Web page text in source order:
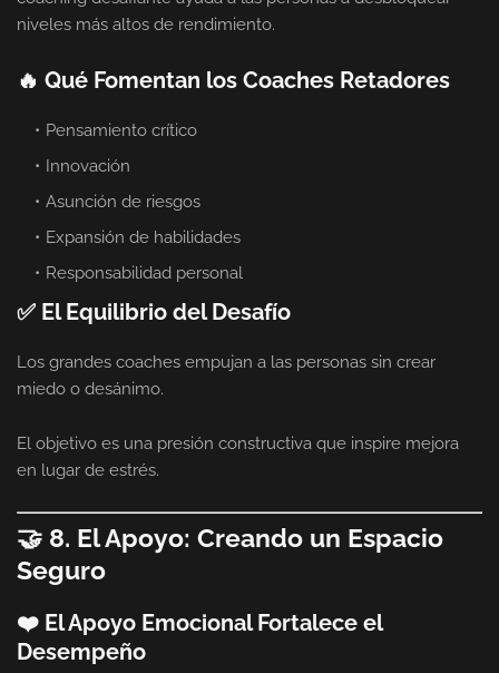
niveles más altos de rendimiento.
🔥 Qué Fomentan los Coaches Retadores
Pensamiento crítico
Innovación
Asunción de riesgos
Expansión de habilidades
Responsabilidad personal
✅ El Equilibrio del Desafío
Los grandes coaches empujan a las personas sin crear
miedo o desánimo.
El objetivo es una presión constructiva que inspire mejora
en lugar de estrés.
🤝 8. El Apoyo: Creando un Espacio
Seguro
❤️ El Apoyo Emocional Fortalece el
Desempeño